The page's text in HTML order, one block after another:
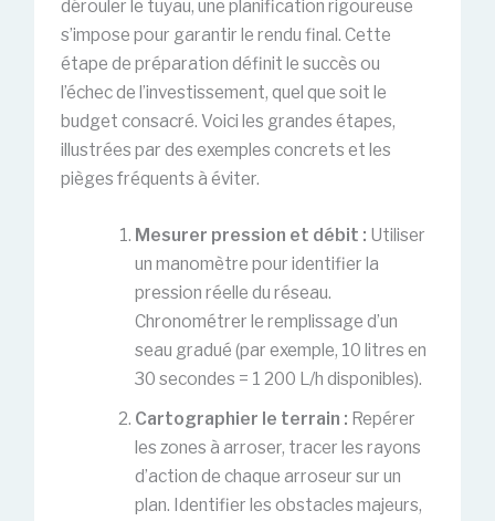
dérouler le tuyau, une planification rigoureuse
s’impose pour garantir le rendu final. Cette
étape de préparation définit le succès ou
l’échec de l’investissement, quel que soit le
budget consacré. Voici les grandes étapes,
illustrées par des exemples concrets et les
pièges fréquents à éviter.
Mesurer pression et débit : Utiliser
un manomètre pour identifier la
pression réelle du réseau.
Chronométrer le remplissage d’un
seau gradué (par exemple, 10 litres en
30 secondes = 1 200 L/h disponibles).
Cartographier le terrain : Repérer
les zones à arroser, tracer les rayons
d’action de chaque arroseur sur un
plan. Identifier les obstacles majeurs,